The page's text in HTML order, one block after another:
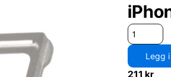
Legg
211 kr